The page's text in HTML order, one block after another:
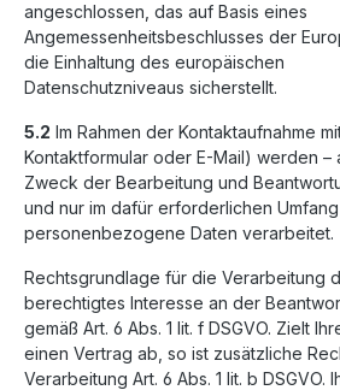
angeschlossen, das auf Basis eines
Angemessenheitsbeschlusses der
die Einhaltung des europäischen
Datenschutzniveaus sicherstellt.
5.2 Im Rahmen der Kontaktaufnahme
Kontaktformular oder E-Mail) werden –
Zweck der Bearbeitung und
und nur im dafür erforderlichen
personenbezogene Daten verarbeitet.
Rechtsgrundlage für die Verarbeitung
berechtigtes Interesse an der
gemäß Art. 6 Abs. 1 lit. f DSGVO. Zielt
einen Vertrag ab, so ist zusätzliche
Verarbeitung Art. 6 Abs. 1 lit. b DSGVO.